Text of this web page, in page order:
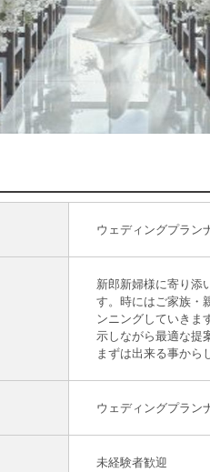
ウェディングプラン
新郎新婦様に寄り添
す。時にはご家族・
ンニングしていきま
示しながら最適な提
まずは出来る事から
ウェディングプラン
未経験者歓迎